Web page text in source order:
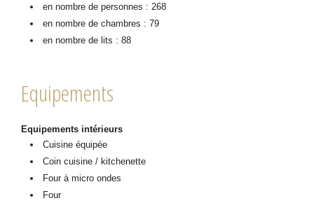
en nombre de personnes : 268
en nombre de chambres : 79
en nombre de lits : 88
Equipements
Equipements intérieurs
Cuisine équipée
Coin cuisine / kitchenette
Four à micro ondes
Four